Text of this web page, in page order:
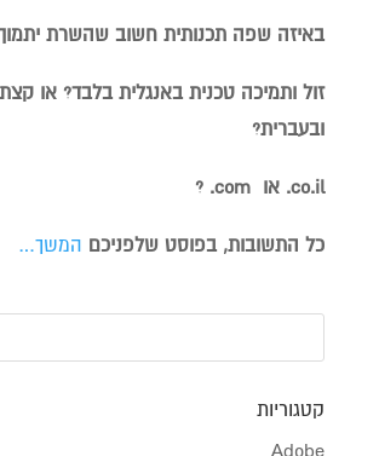
באיזה שפה תכנותית חשוב שהשרת
זול ותמיכה טכנית באנגלית בלבד? או קצת
ובעברית?
co.il. או com. ?
כל התשובות, בפוסט שלפניכם המשך…
קטגוריות
Adobe